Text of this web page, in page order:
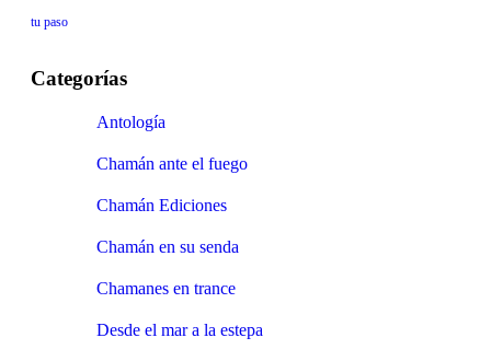
tu paso
Categorías
Antología
Chamán ante el fuego
Chamán Ediciones
Chamán en su senda
Chamanes en trance
Desde el mar a la estepa